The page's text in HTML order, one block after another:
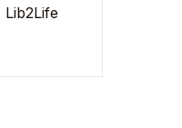
Lib2Life